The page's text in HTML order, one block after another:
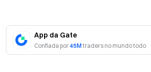
App da Gate
Confiada por45M traders no mundo todo